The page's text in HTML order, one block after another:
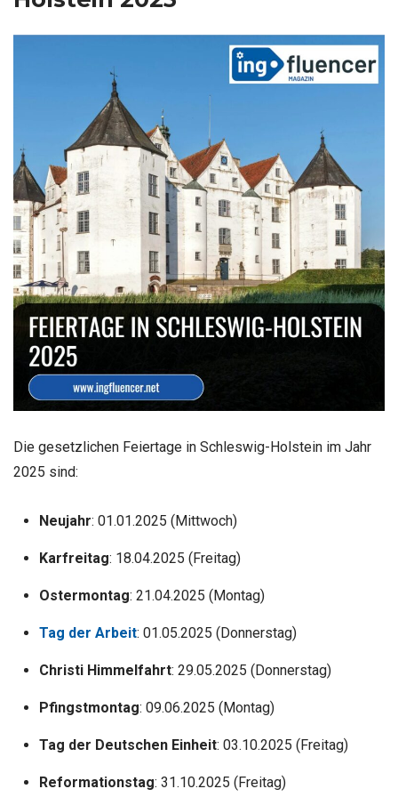
Die gesetzlichen Feiertage in Schleswig-Holstein im Jahr
2025 sind:
Neujahr: 01.01.2025 (Mittwoch)
Karfreitag: 18.04.2025 (Freitag)
Ostermontag: 21.04.2025 (Montag)
Tag der Arbeit: 01.05.2025 (Donnerstag)
Christi Himmelfahrt: 29.05.2025 (Donnerstag)
Pfingstmontag: 09.06.2025 (Montag)
Tag der Deutschen Einheit: 03.10.2025 (Freitag)
Reformationstag: 31.10.2025 (Freitag)